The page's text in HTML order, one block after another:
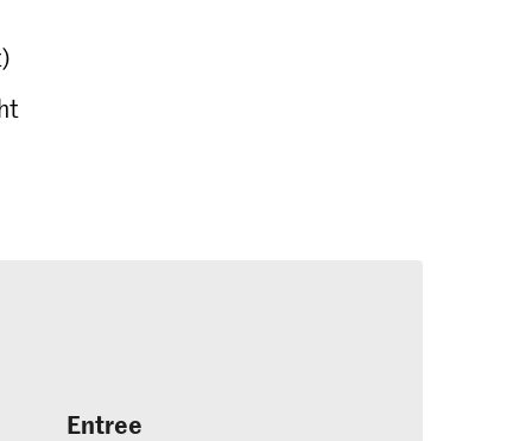
Entree